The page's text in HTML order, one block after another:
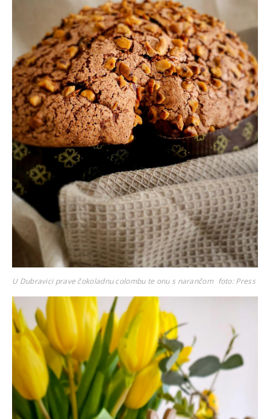
U Dubravici prave čokoladnu colombu te onu s narančom foto: Press